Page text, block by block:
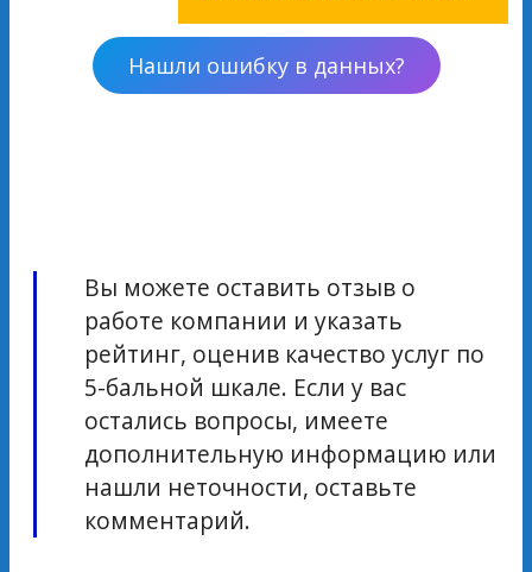
Нашли ошибку в данных?
Вы можете оставить отзыв о
работе компании и указать
рейтинг, оценив качество услуг по
5-бальной шкале. Если у вас
остались вопросы, имеете
дополнительную информацию или
нашли неточности, оставьте
комментарий.